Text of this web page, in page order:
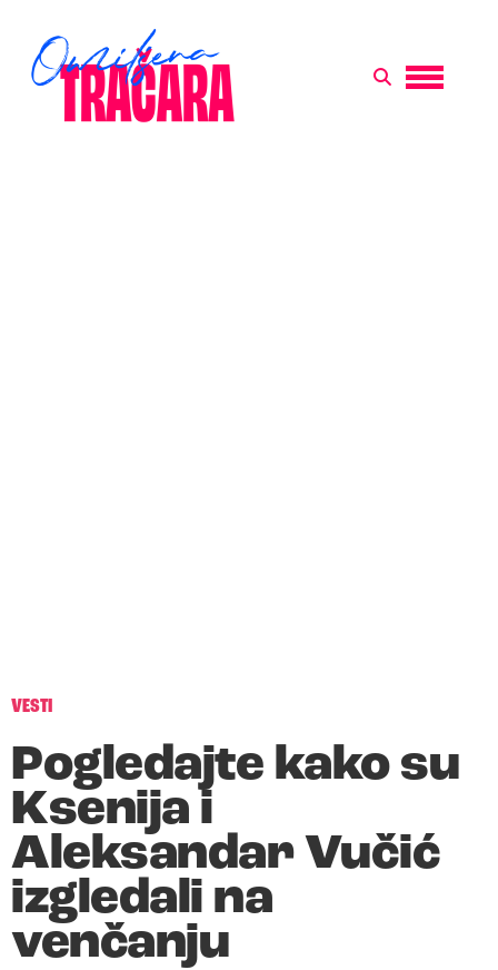
VESTI
Pogledajte kako su
Ksenija i
Aleksandar Vučić
izgledali na
venčanju